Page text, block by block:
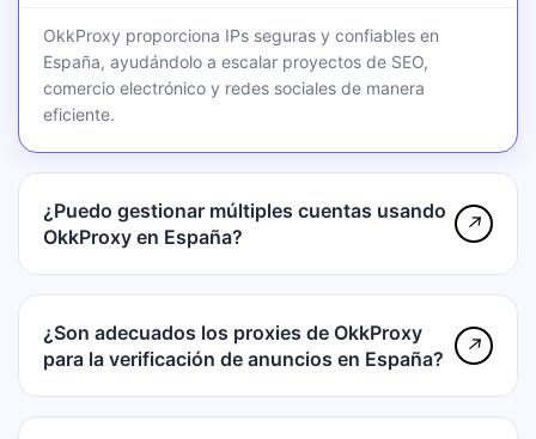
OkkProxy proporciona IPs seguras y confiables en
España, ayudándolo a escalar proyectos de SEO,
comercio electrónico y redes sociales de manera
eficiente.
¿Puedo gestionar múltiples cuentas usando
OkkProxy en España?
↗
¿Son adecuados los proxies de OkkProxy
para la verificación de anuncios en España?
↗